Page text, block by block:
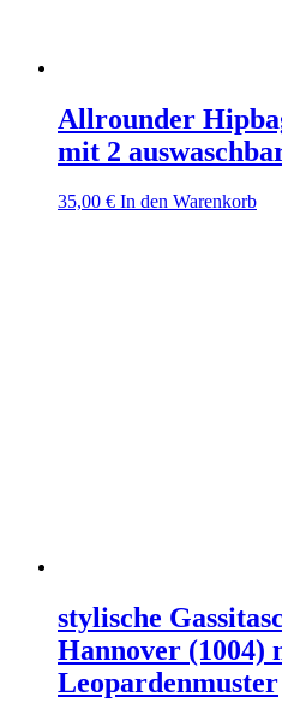
Allrounder
mit 2
35,00 € In den Warenkorb
stylische
Hannover (1004)
Leopardenmuster